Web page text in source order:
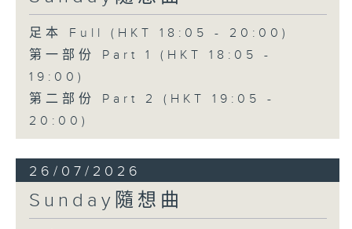
足本 Full (HKT 18:05 - 20:00)
第一部份 Part 1 (HKT 18:05 -
19:00)
第二部份 Part 2 (HKT 19:05 -
20:00)
26/07/2026
Sunday隨想曲